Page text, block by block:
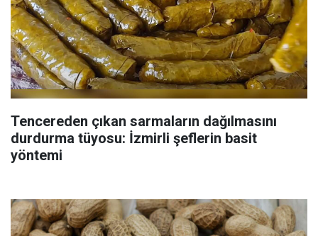
Tencereden çıkan sarmaların dağılmasını
durdurma tüyosu: İzmirli şeflerin basit
yöntemi